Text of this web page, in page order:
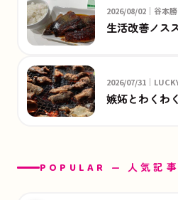
2026/08/02｜谷本勝
生活改善ノス
2026/07/31｜
嫉妬とわくわ
POPULAR — 人気記事